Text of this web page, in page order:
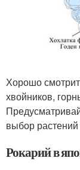
Хорошо
хвойников,
выбор
Рокарий в